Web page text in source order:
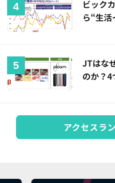
ビック
ら“生
JTはな
のか？4
アクセスラ